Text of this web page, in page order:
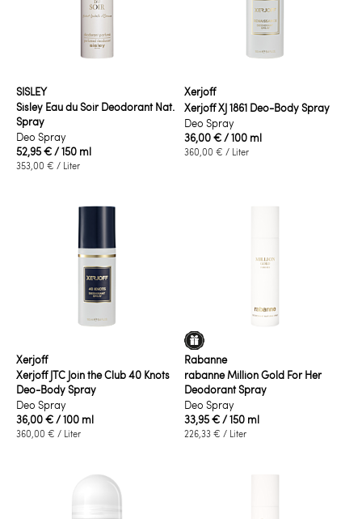
SISLEY
Sisley Eau du Soir Deodorant Nat.
Spray
Deo Spray
52,95 €/ 150 ml
353,00 € / Liter
Xerjoff
Xerjoff XJ 1861 Deo-Body Spray
Deo Spray
36,00 €/ 100 ml
360,00 € / Liter
Xerjoff
Xerjoff JTC Join the Club 40 Knots
Deo-Body Spray
Deo Spray
36,00 €/ 100 ml
360,00 € / Liter
Rabanne
rabanne Million Gold For Her
Deodorant Spray
Deo Spray
33,95 €/ 150 ml
226,33 € / Liter